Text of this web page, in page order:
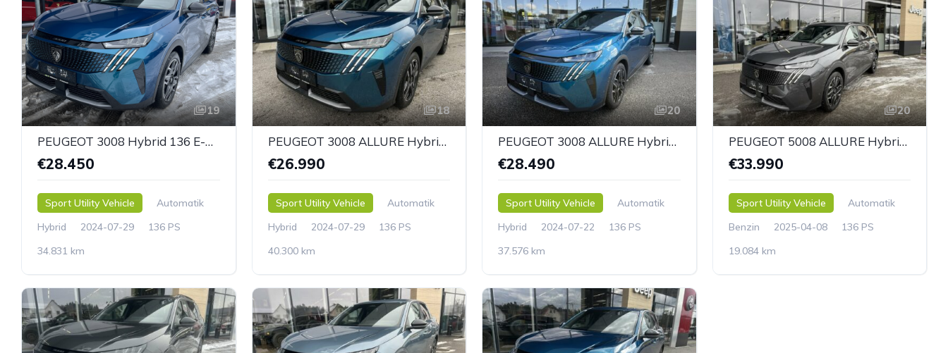
19
PEUGEOT 3008 Hybrid 136 E-CDS6 Allure Aut.
€28.450
Sport Utility Vehicle
Automatik
Hybrid
2024-07-29
136 PS
34.831 km
18
PEUGEOT 3008 ALLURE Hybrid 136 e-DCS6
€26.990
Sport Utility Vehicle
Automatik
Hybrid
2024-07-29
136 PS
40.300 km
20
PEUGEOT 3008 ALLURE Hybrid 136 e-DCS6
€28.490
Sport Utility Vehicle
Automatik
Hybrid
2024-07-22
136 PS
37.576 km
20
PEUGEOT 5008 ALLURE Hybrid 145 e-DCS6
€33.990
Sport Utility Vehicle
Automatik
Benzin
2025-04-08
136 PS
19.084 km